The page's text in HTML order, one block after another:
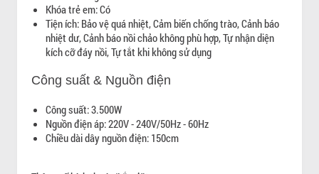
Khóa trẻ em: Có
Tiện ích: Bảo vệ quá nhiệt, Cảm biến chống trào, Cảnh báo
nhiệt dư, Cảnh báo nồi chảo không phù hợp, Tự nhận diện
kích cỡ đáy nồi, Tự tắt khi không sử dụng
Công suất & Nguồn điện
Công suất: 3.500W
Nguồn điện áp: 220V - 240V/50Hz - 60Hz
Chiều dài dây nguồn điện: 150cm